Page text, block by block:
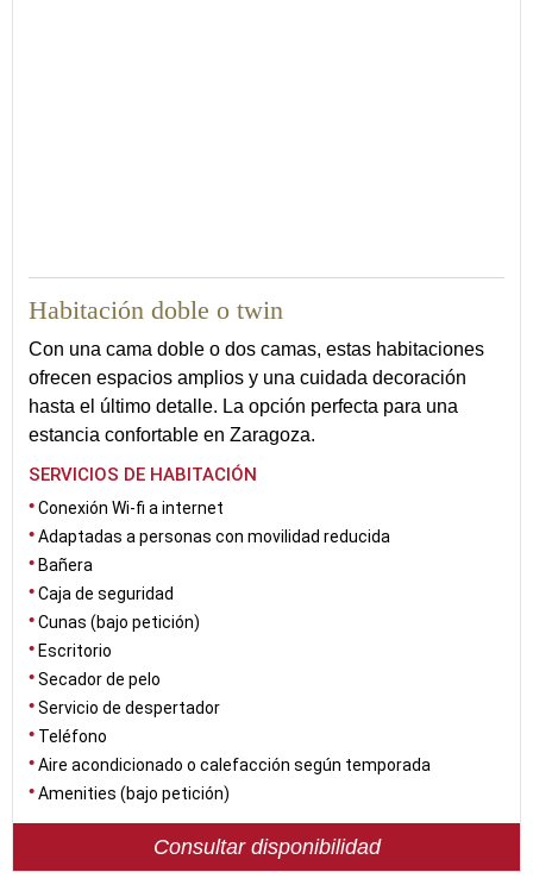
Habitación doble o twin
Con una cama doble o dos camas, estas habitaciones
ofrecen espacios amplios y una cuidada decoración
hasta el último detalle. La opción perfecta para una
estancia confortable en Zaragoza.
SERVICIOS DE HABITACIÓN
Conexión Wi-fi a internet
Adaptadas a personas con movilidad reducida
Bañera
Caja de seguridad
Cunas (bajo petición)
Escritorio
Secador de pelo
Servicio de despertador
Teléfono
Aire acondicionado o calefacción según temporada
Amenities (bajo petición)
Consultar disponibilidad